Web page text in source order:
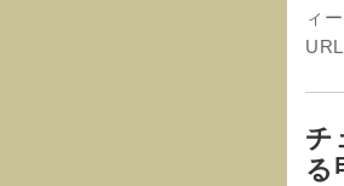
ィ
チ
る